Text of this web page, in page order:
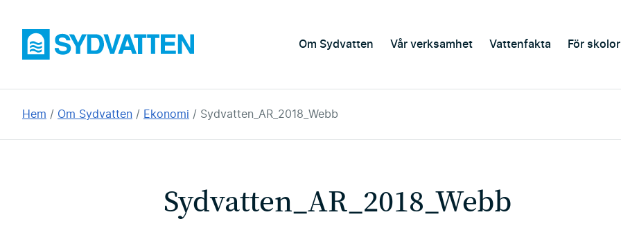
huvudinnehållet
Sydvatten Om Sydvatten Vår verksamhet Vattenfakta För skolor
Du
Hem Om Sydvatten Ekonomi Sydvatten_AR_2018_Webb
Sydvatten_AR_2018_Webb